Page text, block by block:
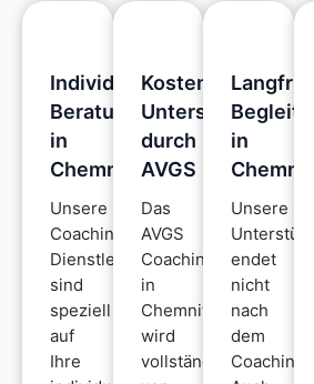
Individuelle
Beratung
in
Chemnitz
Unsere
Coaching-
Dienstleistungen
sind
speziell
auf
Ihre
Kostenfreie
Unterstützung
durch
AVGS
Das
AVGS
Coaching
in
Chemnitz
wird
vollständig
in
Unsere
endet
nicht
nach
dem
Coaching.